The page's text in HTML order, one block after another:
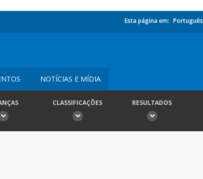
Esta página em: Português
NOTÍCIAS E MÍDIA
CLASSIFICAÇÕES RESULTADOS